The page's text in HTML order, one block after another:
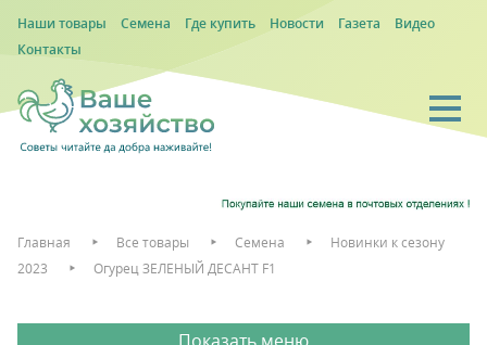
Наши товары Семена Где купить Новости Газета
Видео
Контакты
Главная Все товары Семена
Новинки к сезону
2023
Огурец ЗЕЛЕНЫЙ ДЕСАНТ F1